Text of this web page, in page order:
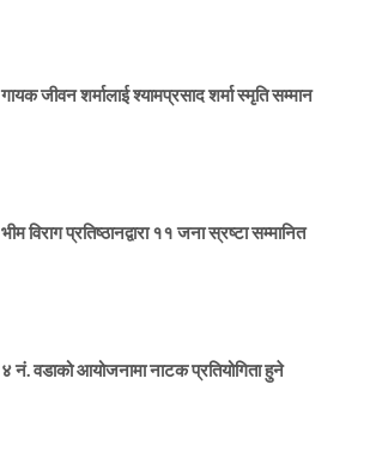
गायक जीवन शर्मालाई श्यामप्रसाद शर्मा स्मृति सम्मान
भीम विराग प्रतिष्ठानद्वारा ११ जना स्रष्टा सम्मानित
४ नं. वडाको आयोजनामा नाटक प्रतियोगिता हुने